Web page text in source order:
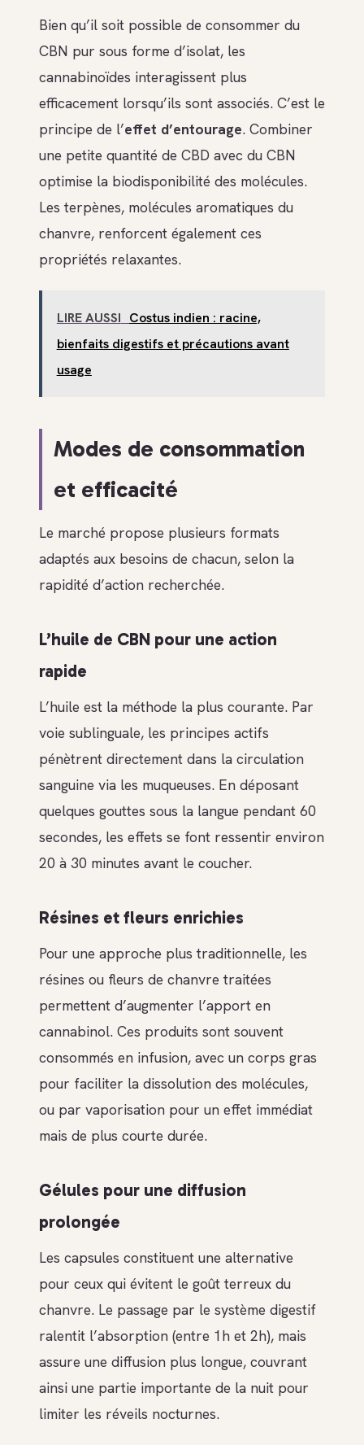
Bien qu’il soit possible de consommer du
CBN pur sous forme d’isolat, les
cannabinoïdes interagissent plus
efficacement lorsqu’ils sont associés. C’est le
principe de l’effet d’entourage. Combiner
une petite quantité de CBD avec du CBN
optimise la biodisponibilité des molécules.
Les terpènes, molécules aromatiques du
chanvre, renforcent également ces
propriétés relaxantes.
LIRE AUSSI Costus indien : racine,
bienfaits digestifs et précautions avant
usage
Modes de consommation
et efficacité
Le marché propose plusieurs formats
adaptés aux besoins de chacun, selon la
rapidité d’action recherchée.
L’huile de CBN pour une action
rapide
L’huile est la méthode la plus courante. Par
voie sublinguale, les principes actifs
pénètrent directement dans la circulation
sanguine via les muqueuses. En déposant
quelques gouttes sous la langue pendant 60
secondes, les effets se font ressentir environ
20 à 30 minutes avant le coucher.
Résines et fleurs enrichies
Pour une approche plus traditionnelle, les
résines ou fleurs de chanvre traitées
permettent d’augmenter l’apport en
cannabinol. Ces produits sont souvent
consommés en infusion, avec un corps gras
pour faciliter la dissolution des molécules,
ou par vaporisation pour un effet immédiat
mais de plus courte durée.
Gélules pour une diffusion
prolongée
Les capsules constituent une alternative
pour ceux qui évitent le goût terreux du
chanvre. Le passage par le système digestif
ralentit l’absorption (entre 1h et 2h), mais
assure une diffusion plus longue, couvrant
ainsi une partie importante de la nuit pour
limiter les réveils nocturnes.